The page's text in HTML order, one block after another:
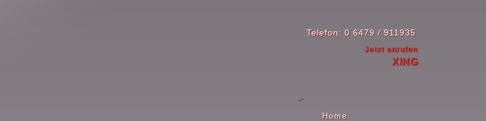
Telefon: 0 6479 / 911935
Jetzt anrufen
XING
Home